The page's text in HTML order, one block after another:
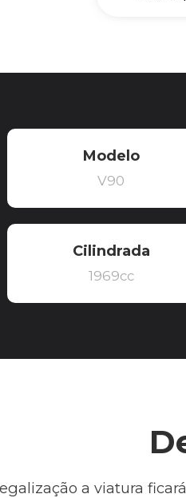
Modelo
V90
Cilindrada
1969cc
a viatura